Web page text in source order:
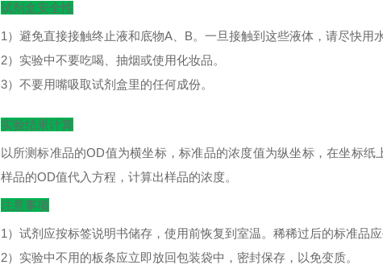
试剂盒安全性
1）避免直接接触终止液和底物A、B。一旦接触到这些液体，请尽快用水
2）实验中不要吃喝、抽烟或使用化妆品。
3）不要用嘴吸取试剂盒里的任何成份。
实验结果计算
以所测标准品的OD值为横坐标，标准品的浓度值为纵坐标，在坐标
样品的OD值代入方程，计算出样品的浓度。
注意事项
1）试剂应按标签说明书储存，使用前恢复到室温。稀稀过后的标准品应
2）实验中不用的板条应立即放回包装袋中，密封保存，以免变质。